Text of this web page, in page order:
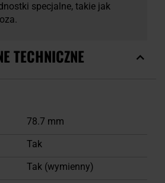
specjalne, takie jak
TECHNICZNE
78.7 mm
Tak
Tak (wymienny)